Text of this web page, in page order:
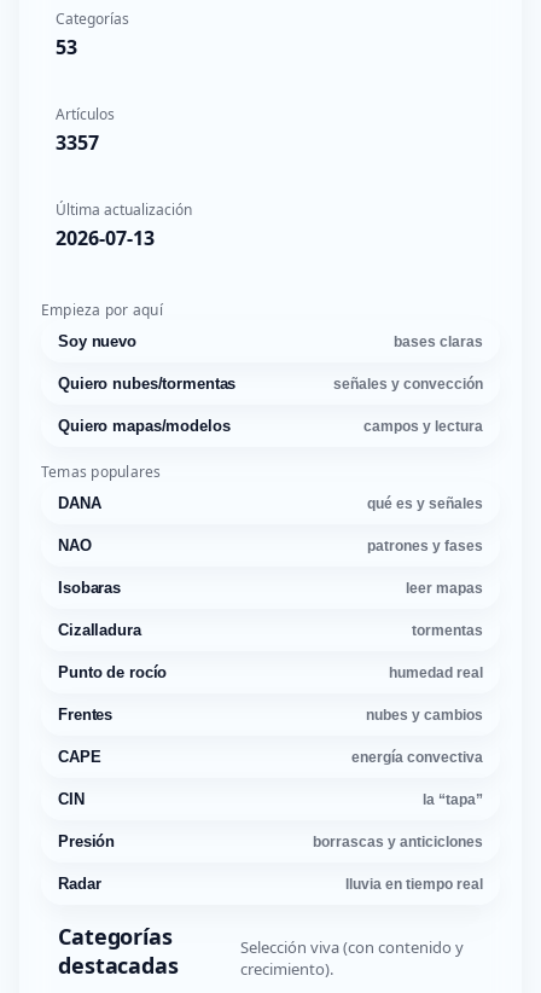
Categorías
53
Artículos
3357
Última actualización
2026-07-13
Empieza por aquí
Soy nuevo bases claras
Quiero nubes/tormentas señales y convección
Quiero mapas/modelos campos y lectura
Temas populares
DANA qué es y señales
NAO patrones y fases
Isobaras leer mapas
Cizalladura tormentas
Punto de rocío humedad real
Frentes nubes y cambios
CAPE energía convectiva
CIN la “tapa”
Presión borrascas y anticiclones
Radar lluvia en tiempo real
Categorías
destacadas
Selección viva (con contenido y
crecimiento).